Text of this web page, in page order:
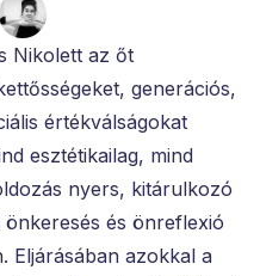
Nikolett az őt
generációs,
értékválságokat
esztétikailag, mind
nyers, kitárulkozó
és önreflexió
Eljárásában azokkal a